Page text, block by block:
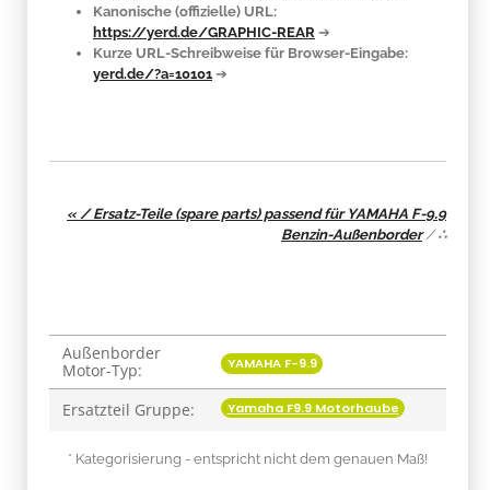
Kanonische (offizielle) URL:
https://yerd.de/GRAPHIC-REAR ➔
Kurze URL-Schreibweise für Browser-Eingabe:
yerd.de/?a=10101 ➔
« / Ersatz-Teile (spare parts) passend für YAMAHA F-9.9
Benzin-Außenborder/∴
Produkteigenschaft
Wert
Außenborder
Motor-Typ:
YAMAHA F-9.9
Ersatzteil Gruppe: Yamaha F9.9 Motorhaube
* Kategorisierung - entspricht nicht dem genauen Maß!